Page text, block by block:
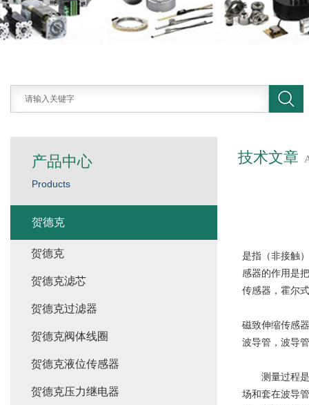
技术文章
是指（非接触
感器的作用是
传感器，霍尔
磁致伸缩传感
波导管，波导
测量过程是
场和套在波导
产品中心
Products
贺德克
贺德克
贺德克滤芯
贺德克过滤器
贺德克阀体线圈
贺德克液位传感器
贺德克压力继电器